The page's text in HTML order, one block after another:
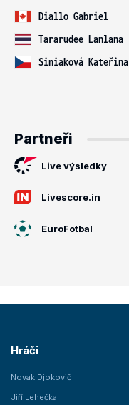
Diallo Gabriel
Tararudee Lanlana
Siniaková Kateřina
Partneři
Live výsledky
Livescore.in
EuroFotbal
Hráči
Novak Djokovič
Jiří Lehečka